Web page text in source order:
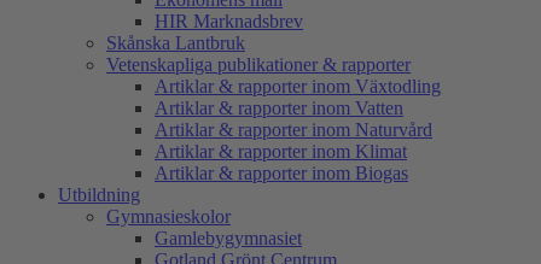
HIR Marknadsbrev
Skånska Lantbruk
Vetenskapliga publikationer & rapporter
Artiklar & rapporter inom Växtodling
Artiklar & rapporter inom Vatten
Artiklar & rapporter inom Naturvård
Artiklar & rapporter inom Klimat
Artiklar & rapporter inom Biogas
Utbildning
Gymnasieskolor
Gamlebygymnasiet
Gotland Grönt Centrum